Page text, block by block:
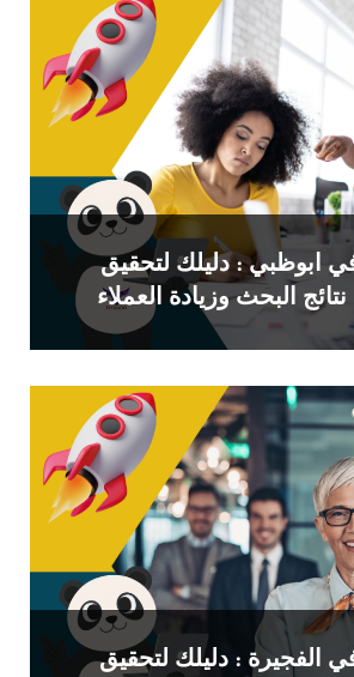
ابوظبي : دليلك لتحقيق
البحث وزيادة العملاء
الفجيرة : دليلك لتحقيق